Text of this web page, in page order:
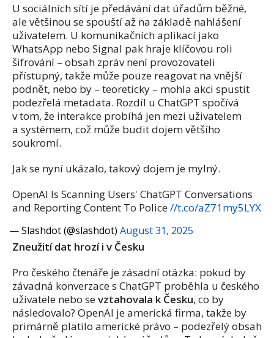
U sociálních sítí je předávání dat úřadům běžné,
ale většinou se spouští až na základě nahlášení
uživatelem. U komunikačních aplikací jako
WhatsApp nebo Signal pak hraje klíčovou roli
šifrování – obsah zpráv není provozovateli
přístupný, takže může pouze reagovat na vnější
podnět, nebo by – teoreticky – mohla akci spustit
podezřelá metadata. Rozdíl u ChatGPT spočívá
v tom, že interakce probíhá jen mezi uživatelem
a systémem, což může budit dojem většího
soukromí.
Jak se nyní ukázalo, takový dojem je mylný.
OpenAI Is Scanning Users' ChatGPT Conversations
and Reporting Content To Police//t.co/aZ71my5LYX
— Slashdot (@slashdot) August 31, 2025
Zneužití dat hrozí i v Česku
Pro českého čtenáře je zásadní otázka: pokud by
závadná konverzace s ChatGPT proběhla u českého
uživatele nebo sevztahovala k Česku, co by
následovalo? OpenAI je americká firma, takže by
primárně platilo americké právo – podezřelý obsah